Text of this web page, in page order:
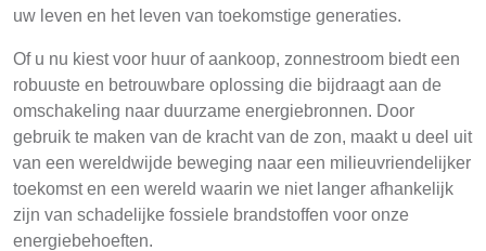
uw leven en het leven van toekomstige generaties.
Of u nu kiest voor huur of aankoop, zonnestroom biedt een
robuuste en betrouwbare oplossing die bijdraagt aan de
omschakeling naar duurzame energiebronnen. Door
gebruik te maken van de kracht van de zon, maakt u deel uit
van een wereldwijde beweging naar een milieuvriendelijker
toekomst en een wereld waarin we niet langer afhankelijk
zijn van schadelijke fossiele brandstoffen voor onze
energiebehoeften.